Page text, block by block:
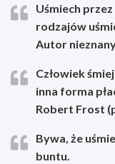
Uśmiech
rodzajów
Autor
Człowiek
inna forma
Robert Frost
Bywa, że
buntu.